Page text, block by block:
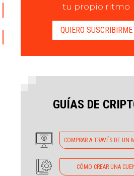
tu propio ritmo
QUIERO SUSCRIBIRME
GUÍAS DE
COMPRAR A TRAVÉS DE UN
CÓMO CREAR UNA